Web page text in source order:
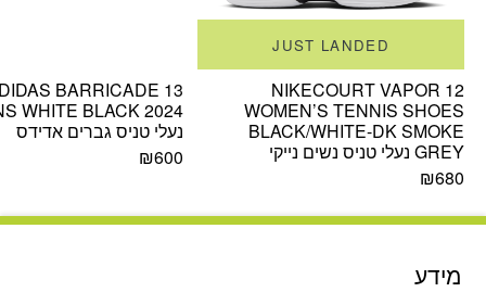
JUST LANDED
NIKECOURT VAPOR 12
WOMEN’S TENNIS SHOES
BLACK/WHITE-DK SMOKE
GREY נעלי טניס נשים נייקי
₪680
BARRICADE 13
WHITE BLACK 2024
נעלי טניס גברים אדידס
₪600
מידע